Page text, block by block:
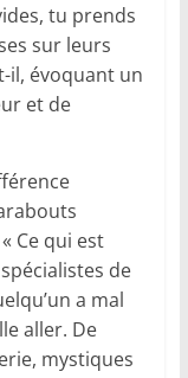
tu prends
sur leurs
il, évoquant un
et de
Ce qui est
de
a mal
aller. De
mystiques